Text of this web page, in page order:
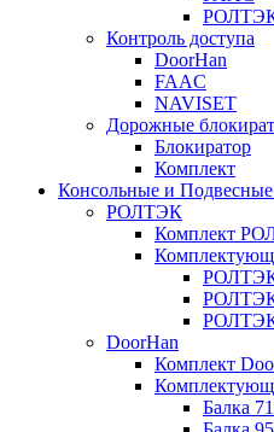
РОЛТЭК
Контроль доступа
DoorHan
FAAC
NAVISET
Дорожные
Блокиратор
Комплект
Консольные и
РОЛТЭК
Комплект
DoorHan
Комплект
Балка